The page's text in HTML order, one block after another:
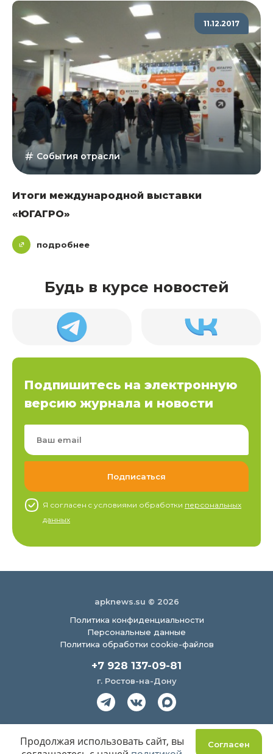
11.12.2017
События отрасли
Итоги международной выставки
«ЮГАГРО»
подробнее
Будь в курсе новостей
Подпишитесь на электронную
версию журнала и новости
Я согласен c условиями обработки персональных
данных
apknews.su © 2026
Политика конфиденциальности
Персональные данные
Политика обработки cookie-файлов
+7 928 137-09-81
г. Ростов-на-Дону
Согласен
Продолжая использовать сайт, вы